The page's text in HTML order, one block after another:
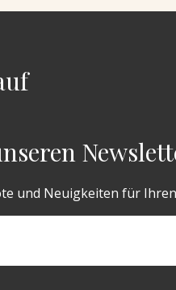
und Neuigkeiten für